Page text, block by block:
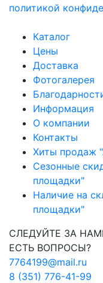
политикой
Каталог
Цены
Доставка
Фотогалерея
Информация
О компании
Контакты
Хиты продаж
Сезонные
площадки"
Наличие на
площадки"
СЛЕДУЙТЕ ЗА
ЕСТЬ ВОПРОСЫ?
7764199@mail.ru
8 (351) 776-41-99